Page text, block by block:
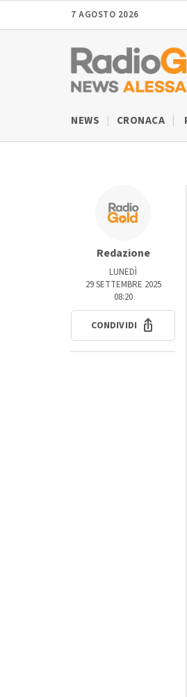
7 AGOSTO 2026
NEWS CRONACA
Redazione
LUNEDÌ
29 SETTEMBRE 2025
08:20
CONDIVIDI